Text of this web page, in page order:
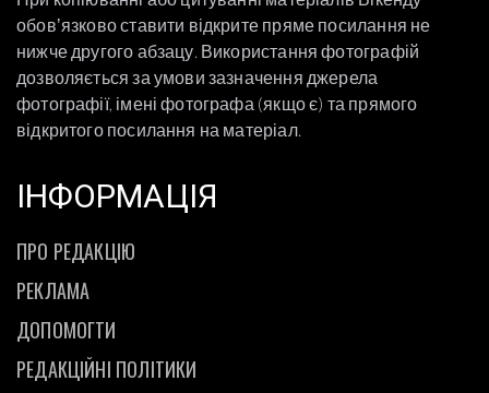
обовʼязково ставити відкрите пряме посилання не
нижче другого абзацу. Використання фотографій
дозволяється за умови зазначення джерела
фотографії, імені фотографа (якщо є) та прямого
відкритого посилання на матеріал.
ІНФОРМАЦІЯ
ПРО РЕДАКЦІЮ
РЕКЛАМА
ДОПОМОГТИ
РЕДАКЦІЙНІ ПОЛІТИКИ